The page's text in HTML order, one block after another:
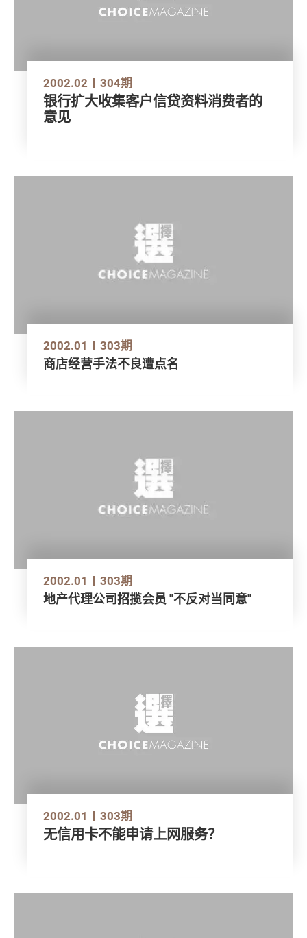
2002.02 304期
银行扩大收集客户信贷资料消费者的
意见
2002.01 303期
商店经营手法不良遭点名
2002.01 303期
地产代理公司招揽会员 "不反对当同意"
2002.01 303期
无信用卡不能申请上网服务？